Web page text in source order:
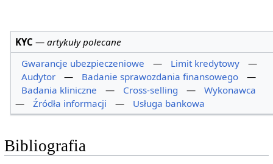
KYC —artykuły polecane
Gwarancje ubezpieczeniowe
— Limit kredytowy
—
Audytor
— Badanie sprawozdania finansowego
—
Badania kliniczne
— Cross-selling —
Wykonawca
—
Źródła informacji — Usługa bankowa
Bibliografia